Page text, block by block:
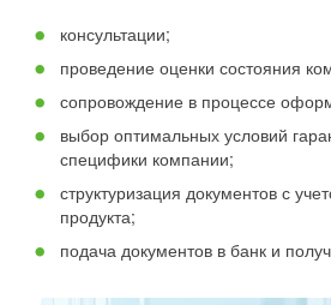
консультации;
проведение оценки состояния
сопровождение в процессе
выбор оптимальных условий
специфики компании;
структуризация документов с
продукта;
подача документов в банк и